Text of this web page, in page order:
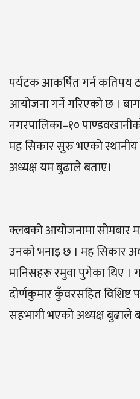
पर्यटक आकर्षित गर्न कतिपय
आयोजना गर्ने गरिएको छ ।
नगरपालिका–१०
मह सिकार सुरु भएको
अध्यक्ष यम बुढाले बताए।
क्लबको आयोजनामा सोमबार
उनको भनाइ छ । मह सिकार
मानिसहरू रमुवा पुगेका थिए ।
दोर्णकुमार कुँवरसहित विशिष्ट
सहभागी भएको अध्यक्ष बुढाले